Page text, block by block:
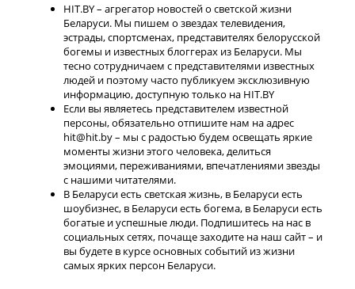
HIT.BY – агрегатор новостей о светской жизни
Беларуси. Мы пишем о звездах телевидения,
эстрады, спортсменах, представителях белорусской
богемы и известных блоггерах из Беларуси. Мы
тесно сотрудничаем с представителями известных
людей и поэтому часто публикуем эксклюзивную
информацию, доступную только на HIT.BY
Если вы являетесь представителем известной
персоны, обязательно отпишите нам на адрес
hit@hit.by – мы с радостью будем освещать яркие
моменты жизни этого человека, делиться
эмоциями, переживаниями, впечатлениями звезды
с нашими читателями.
В Беларуси есть светская жизнь, в Беларуси есть
шоубизнес, в Беларуси есть богема, в Беларуси есть
богатые и успешные люди. Подпишитесь на нас в
социальных сетях, почаще заходите на наш сайт – и
вы будете в курсе основных событий из жизни
самых ярких персон Беларуси.